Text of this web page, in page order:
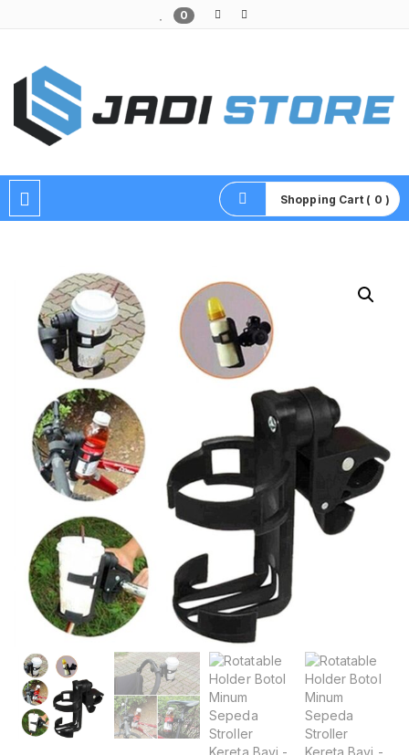
0
Shopping Cart ( 0 )